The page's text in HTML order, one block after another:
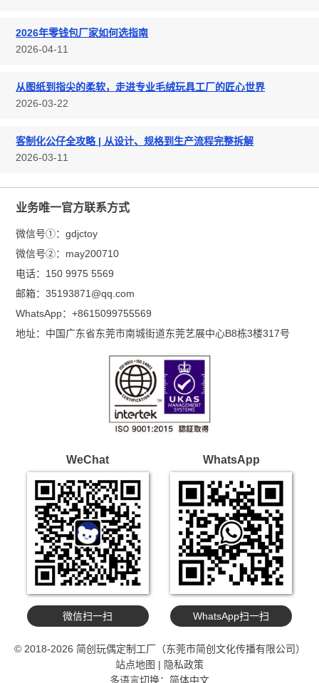
2026年零钱包厂家如何选指南
2026-04-11
从图纸到指尖的柔软，走进专业毛绒玩具工厂的匠心世界
2026-03-22
客制化公仔全攻略 | 从设计、规格到生产流程完整拆解
2026-03-11
业务唯一官方联系方式
微信号①：gdjctoy
微信号②： may200710
电话： 150 9975 5569
邮箱：35193871@qq.com
WhatsApp：+8615099755569
地址： 中国广东省东莞市南城街道东莞艺展中心B8栋3楼317号
WeChat
微信扫一扫
WhatsApp
WhatsApp扫一扫
© 2018-2026 简创玩偶定制工厂（东莞市简创文化传播有限公司）
站点地图 | 隐私政策
多语言切换： 简体中文